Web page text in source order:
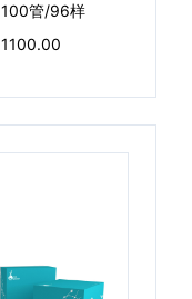
100管/96样
1100.00